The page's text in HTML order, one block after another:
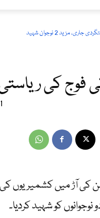
مزید 2 نوجوان شہید
فوج کی
کی آڑ میں کشمیریوں
کو شہید کردیا۔